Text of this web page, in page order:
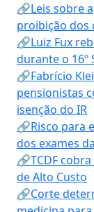
🔗Leis sobre
proibição dos
🔗Luiz Fux
durante o 16º
🔗Fabrício
pensionistas
isenção do IR
🔗Risco para
dos exames
🔗TCDF
de Alto Custo
🔗Corte